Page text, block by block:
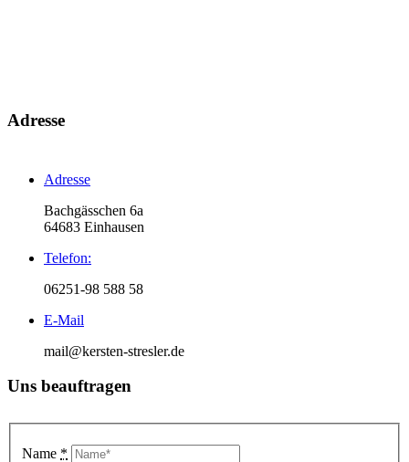
Adresse
Adresse
Bachgässchen 6a
64683 Einhausen
Telefon:
06251-98 588 58
E-Mail
mail@kersten-stresler.de
Uns beauftragen
Name *